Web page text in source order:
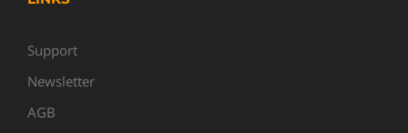
Support
Newsletter
AGB